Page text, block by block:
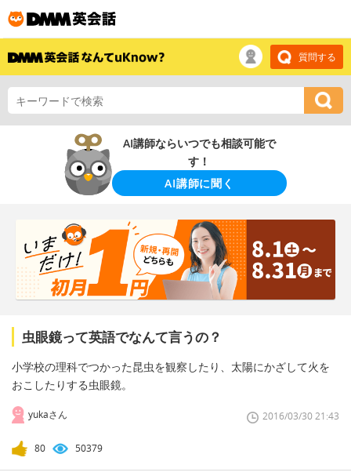
質問する
AI講師ならいつでも相談可能で
す！
AI講師に聞く
虫眼鏡って英語でなんて言うの？
小学校の理科でつかった昆虫を観察したり、太陽にかざして火を
おこしたりする虫眼鏡。
yukaさん 2016/03/30 21:43
80 50379